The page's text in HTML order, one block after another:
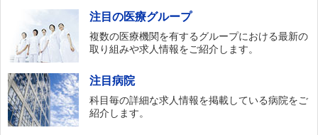
注目の医療グループ
複数の医療機関を有するグループにおける最新の
取り組みや求人情報をご紹介します。
注目病院
科目毎の詳細な求人情報を掲載している病院をご
紹介します。